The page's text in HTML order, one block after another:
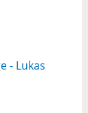
- Lukas